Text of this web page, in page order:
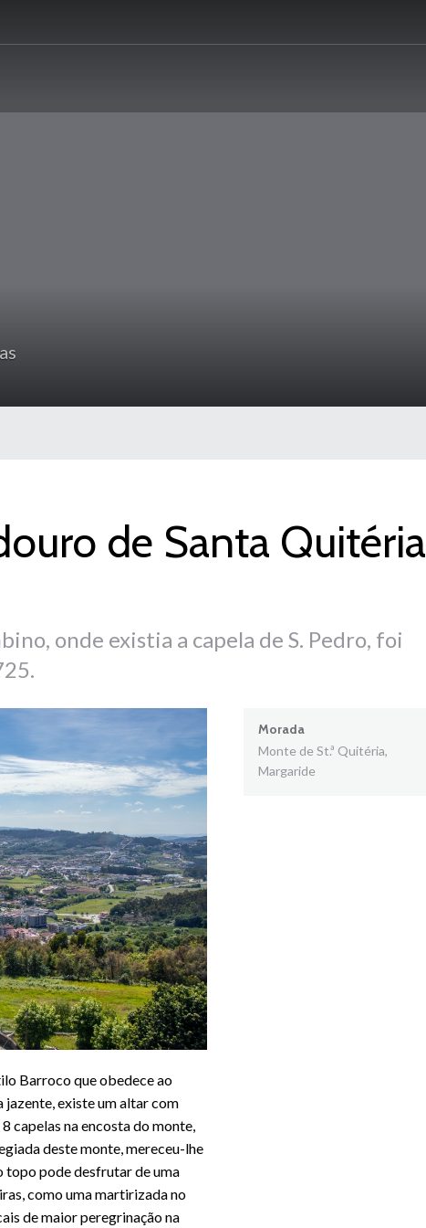
de Santa Quitéria
onde existia a capela de S. Pedro, foi
Barroco que obedece ao
existe um altar com
capelas na encosta do monte,
deste monte, mereceu-lhe
topo pode desfrutar de uma
como uma martirizada no
de maior peregrinação na
Morada
Monte de St.ª Quitéria,
Margaride